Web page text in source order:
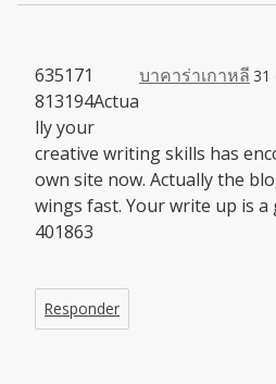
บาคาร่าเกาหลี 31
635171
813194Actua
lly your
creative writing skills has
own site now. Actually the
wings fast. Your write up is a
401863
Responder